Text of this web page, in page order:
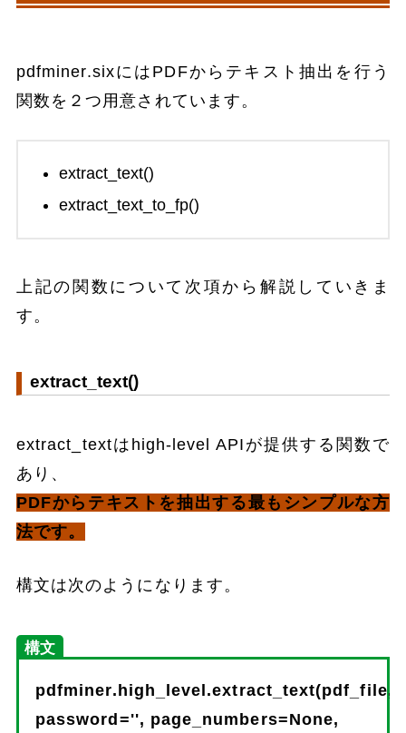
pdfminer.sixにはPDFからテキスト抽出を行う
関数を２つ用意されています。
extract_text()
extract_text_to_fp()
上記の関数について次項から解説していきま
す。
extract_text()
extract_textはhigh-level APIが提供する関数で
あり、
PDFからテキストを抽出する最もシンプルな方
法です。
構文は次のようになります。
構文
pdfminer.high_level.extract_text(pdf_file,
password='', page_numbers=None,